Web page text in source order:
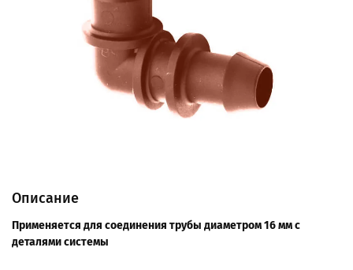
Описание
Применяется для соединения трубы диаметром 16 мм с
деталями системы